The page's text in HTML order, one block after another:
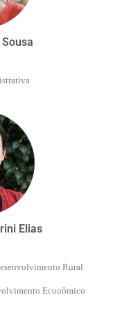
Elias
Rural
Econômico